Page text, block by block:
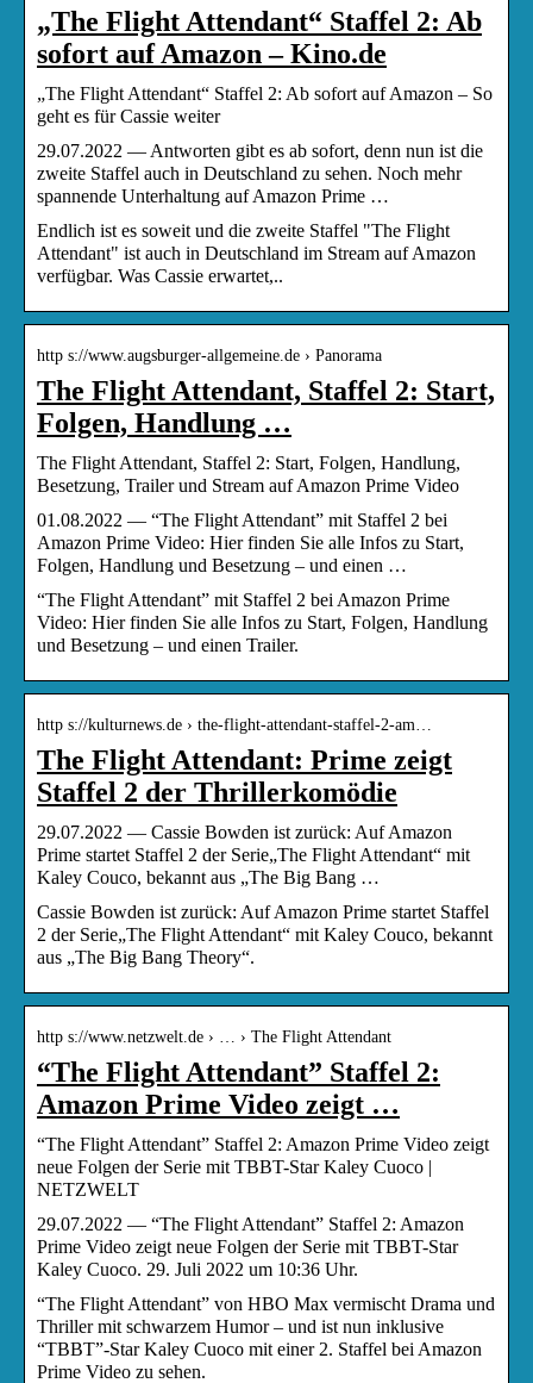
„The Flight Attendant“ Staffel 2: Ab
sofort auf Amazon – Kino.de
„The Flight Attendant“ Staffel 2: Ab sofort auf Amazon – So
geht es für Cassie weiter
29.07.2022 — Antworten gibt es ab sofort, denn nun ist die
zweite Staffel auch in Deutschland zu sehen. Noch mehr
spannende Unterhaltung auf Amazon Prime …
Endlich ist es soweit und die zweite Staffel "The Flight
Attendant" ist auch in Deutschland im Stream auf Amazon
verfügbar. Was Cassie erwartet,..
http s://www.augsburger-allgemeine.de › Panorama
The Flight Attendant, Staffel 2: Start,
Folgen, Handlung …
The Flight Attendant, Staffel 2: Start, Folgen, Handlung,
Besetzung, Trailer und Stream auf Amazon Prime Video
01.08.2022 — “The Flight Attendant” mit Staffel 2 bei
Amazon Prime Video: Hier finden Sie alle Infos zu Start,
Folgen, Handlung und Besetzung – und einen …
“The Flight Attendant” mit Staffel 2 bei Amazon Prime
Video: Hier finden Sie alle Infos zu Start, Folgen, Handlung
und Besetzung – und einen Trailer.
http s://kulturnews.de › the-flight-attendant-staffel-2-am…
The Flight Attendant: Prime zeigt
Staffel 2 der Thrillerkomödie
29.07.2022 — Cassie Bowden ist zurück: Auf Amazon
Prime startet Staffel 2 der Serie„The Flight Attendant“ mit
Kaley Couco, bekannt aus „The Big Bang …
Cassie Bowden ist zurück: Auf Amazon Prime startet Staffel
2 der Serie„The Flight Attendant“ mit Kaley Couco, bekannt
aus „The Big Bang Theory“.
http s://www.netzwelt.de › … › The Flight Attendant
“The Flight Attendant” Staffel 2:
Amazon Prime Video zeigt …
“The Flight Attendant” Staffel 2: Amazon Prime Video zeigt
neue Folgen der Serie mit TBBT-Star Kaley Cuoco |
NETZWELT
29.07.2022 — “The Flight Attendant” Staffel 2: Amazon
Prime Video zeigt neue Folgen der Serie mit TBBT-Star
Kaley Cuoco. 29. Juli 2022 um 10:36 Uhr.
“The Flight Attendant” von HBO Max vermischt Drama und
Thriller mit schwarzem Humor – und ist nun inklusive
“TBBT”-Star Kaley Cuoco mit einer 2. Staffel bei Amazon
Prime Video zu sehen.